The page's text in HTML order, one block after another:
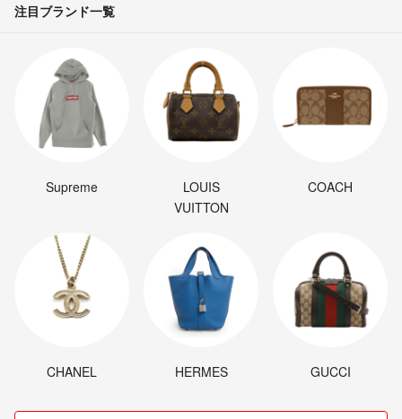
注目ブランド一覧
Supreme
LOUIS
VUITTON
COACH
CHANEL HERMES GUCCI